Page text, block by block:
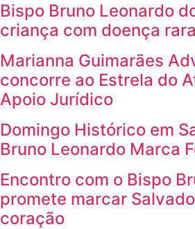
Bispo Bruno Leonardo
criança com doença rara
Marianna Guimarães
concorre ao Estrela do
Apoio Jurídico
Domingo Histórico em
Bruno Leonardo Marca
Encontro com o Bispo
promete marcar
coração